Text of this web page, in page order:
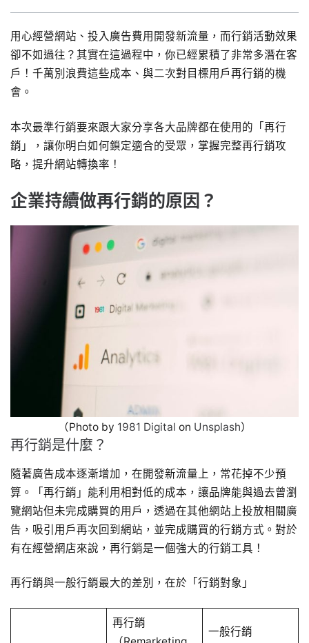
用心經營網站、投入廣告費用開發新流量，而行銷活動效果
卻不如過往？其實在這過程中，你已經累積了非常多潛在客
戶！千萬別浪費這些成本、與二次對目標用戶再行銷的機
會。
本次最準行銷要來跟大家分享各大品牌都在使用的「再行
銷」，讓你明白如何鎖定適合的受眾，掌握完整再行銷攻
略，提升網站轉換率！
企業持續做再行銷的原因？
（Photo by 1981 Digital on Unsplash）
再行銷是什麼？
隨著廣告成本逐漸增加，在開發新流量上，常花掉不少預
算。「再行銷」能利用相對低的成本，讓品牌能與過去曾瀏
覽網站但未完成購買的用戶，透過在其他網站上投放相關廣
告，吸引用戶再次回到網站，並完成購買的行銷方式。對於
有在經營網店來說，再行銷是一個強大的行銷工具！
再行銷與一般行銷最大的差別，在於「行銷對象」
再行銷
一般行銷